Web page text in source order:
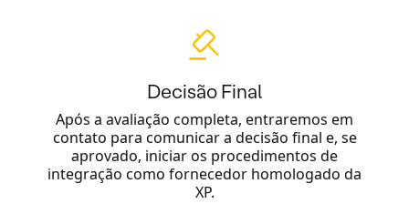
Decisão Final
Após a avaliação completa, entraremos em
contato para comunicar a decisão final e, se
aprovado, iniciar os procedimentos de
integração como fornecedor homologado da
XP.